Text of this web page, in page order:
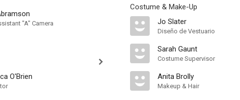
"A" Camera
O'Brien
Costume & Make-Up
Jo Slater
Diseño de Vestuario
Sarah Gaunt
Costume Supervisor
Anita Brolly
Makeup & Hair